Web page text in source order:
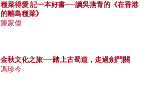
種菜得愛 記一本好書──讀吳燕青的《在香港
的離島種菜》
陳家偉
金秋文化之旅──踏上古蜀道，走過劍門關
馮珍今